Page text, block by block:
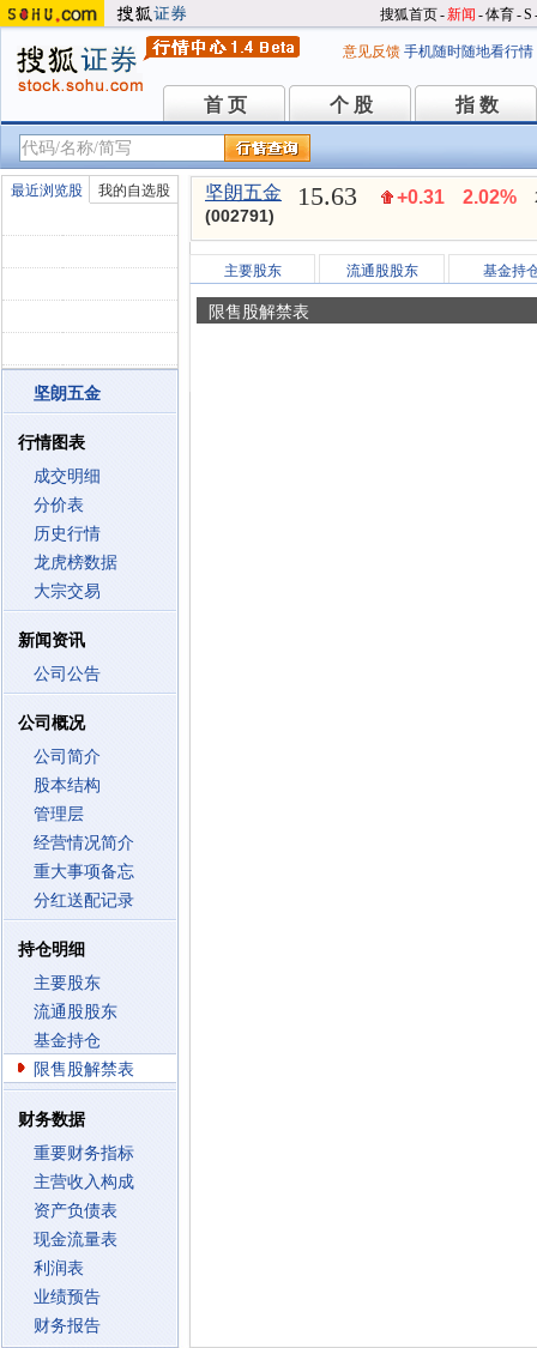
搜狐首页-新闻 -体育-S
意见反馈 手机随时随地看行情
首 页
首 页 个 股
个 股 指 数
指 数
最近浏览股 我的自选股
坚朗五金
行情图表
成交明细
分价表
历史行情
龙虎榜数据
大宗交易
新闻资讯
公司公告
公司概况
公司简介
股本结构
管理层
经营情况简介
重大事项备忘
分红送配记录
持仓明细
主要股东
流通股股东
基金持仓
限售股解禁表
财务数据
重要财务指标
主营收入构成
资产负债表
现金流量表
利润表
业绩预告
财务报告
坚朗五金
(002791)
15.63 +0.31 2.02%
主要股东 流通股股东 基金持
限售股解禁表